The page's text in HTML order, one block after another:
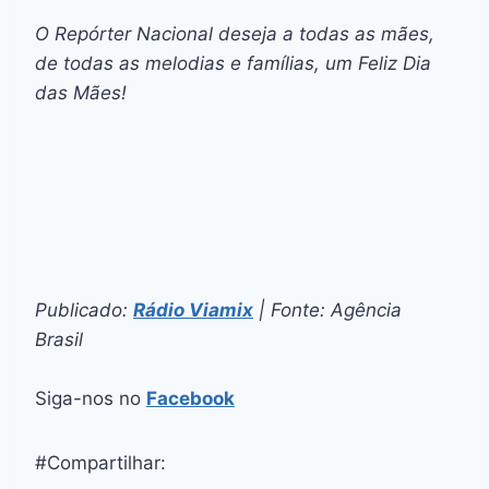
O Repórter Nacional deseja a todas as mães,
de todas as melodias e famílias, um Feliz Dia
das Mães!
Publicado: Rádio Viamix | Fonte: Agência
Brasil
Siga-nos no Facebook
#Compartilhar: